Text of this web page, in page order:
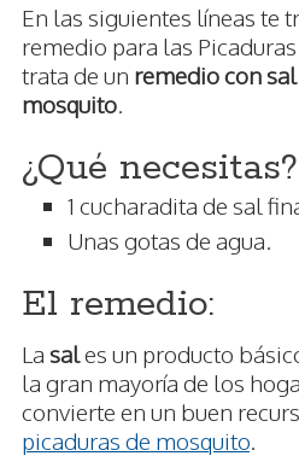
En las siguientes líneas te
remedio para las
trata de un remedio con
mosquito
¿Qué necesitas?
1 cucharadita de sal
Unas gotas de agua.
El remedio:
La sal es un producto
la gran mayoría de los
convierte en un buen
picaduras de mosquito